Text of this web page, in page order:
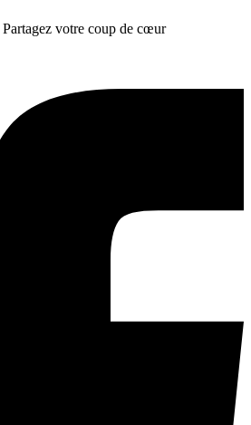
Partagez votre coup de cœur